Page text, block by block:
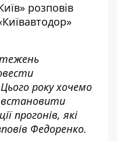
» розповів
року хочемо
прогонів, які
Федоренко.